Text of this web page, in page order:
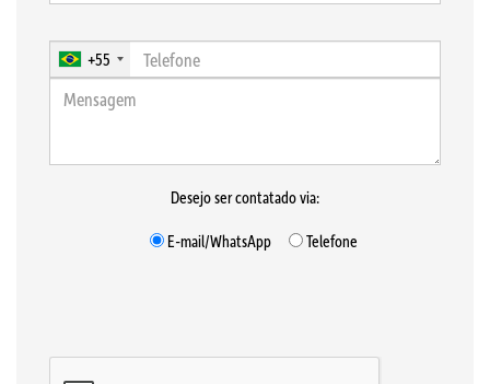
+55
Desejo ser contatado via:
E-mail/WhatsApp
Telefone